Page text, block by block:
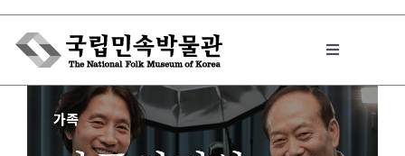
Skip
content
Toggle
박물관에서는